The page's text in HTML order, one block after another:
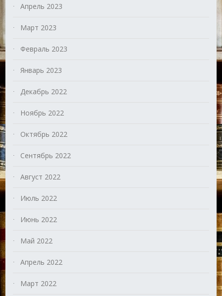
Апрель 2023
Март 2023
Февраль 2023
Январь 2023
Декабрь 2022
Ноябрь 2022
Октябрь 2022
Сентябрь 2022
Август 2022
Июль 2022
Июнь 2022
Май 2022
Апрель 2022
Март 2022